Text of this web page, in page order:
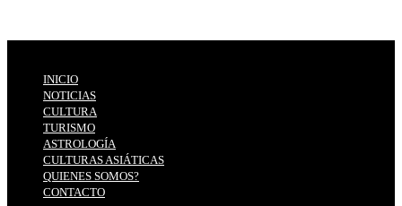
INICIO
NOTICIAS
CULTURA
TURISMO
ASTROLOGÍA
CULTURAS ASIÁTICAS
QUIENES SOMOS?
CONTACTO